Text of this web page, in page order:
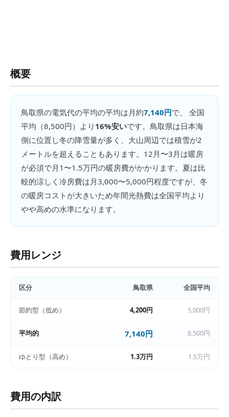
概要
鳥取県の電気代の平均の平均は月約7,140円で、 全国
平均（8,500円）より 16%安いです。 鳥取県は日本海
側に位置し冬の降雪量が多く、大山周辺では積雪が2
メートルを超えることもあります。12月〜3月は暖房
が必須で月1〜1.5万円の暖房費がかかります。夏は比
較的涼しく冷房費は月3,000〜5,000円程度ですが、冬
の暖房コストが大きいため年間光熱費は全国平均より
やや高めの水準になります。
費用レンジ
区分 鳥取県 全国平均
節約型（低め） 4,200円 5,000円
平均的 7,140円 8,500円
ゆとり型（高め） 1.3万円 1.5万円
費用の内訳